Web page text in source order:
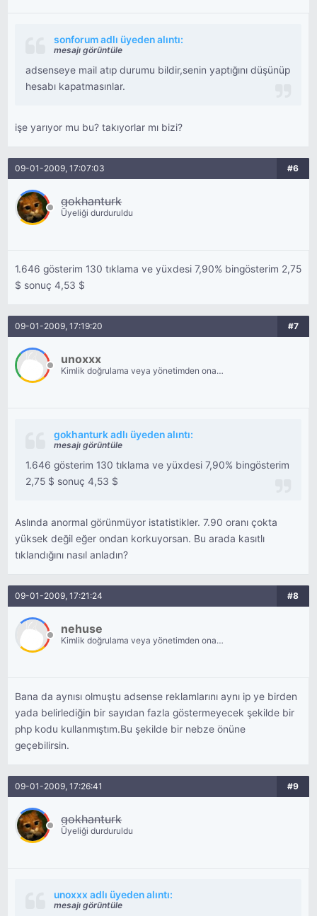
sonforum adlı üyeden alıntı:
mesajı görüntüle
adsenseye mail atıp durumu bildir,senin yaptığını düşünüp
hesabı kapatmasınlar.
işe yarıyor mu bu? takıyorlar mı bizi?
09-01-2009, 17:07:03 #6
gokhanturk
Üyeliği durduruldu
1.646 gösterim 130 tıklama ve yüxdesi 7,90% bingösterim 2,75
$ sonuç 4,53 $
09-01-2009, 17:19:20 #7
unoxxx
Kimlik doğrulama veya yönetimden onay
gokhanturk adlı üyeden alıntı:
mesajı görüntüle
1.646 gösterim 130 tıklama ve yüxdesi 7,90% bingösterim
2,75 $ sonuç 4,53 $
Aslında anormal görünmüyor istatistikler. 7.90 oranı çokta
yüksek değil eğer ondan korkuyorsan. Bu arada kasıtlı
tıklandığını nasıl anladın?
09-01-2009, 17:21:24 #8
nehuse
Kimlik doğrulama veya yönetimden onay
Bana da aynısı olmuştu adsense reklamlarını aynı ip ye birden
yada belirlediğin bir sayıdan fazla göstermeyecek şekilde bir
php kodu kullanmıştım.Bu şekilde bir nebze önüne
geçebilirsin.
09-01-2009, 17:26:41 #9
gokhanturk
Üyeliği durduruldu
unoxxx adlı üyeden alıntı:
mesajı görüntüle